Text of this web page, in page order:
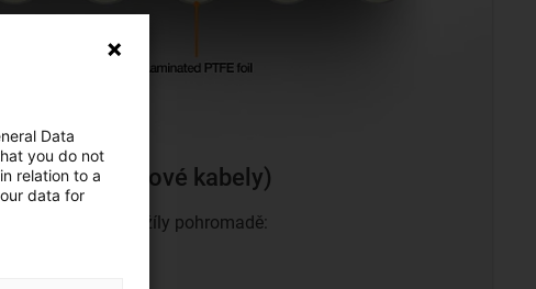
kabely (páskové kabely)
drží jednotlivé žíly pohromadě:
Data
you do not
relation to a
data for